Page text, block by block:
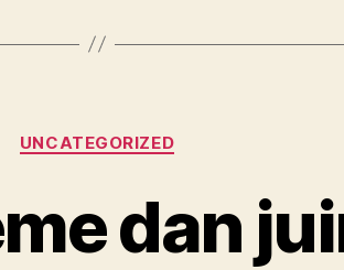
Catégories
UNCATEGORIZED
dan